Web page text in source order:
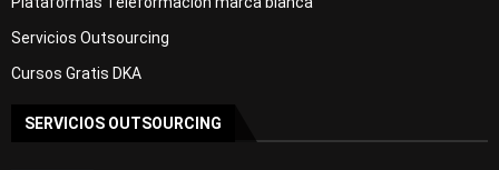
Servicios Outsourcing
Cursos Gratis DKA
SERVICIOS OUTSOURCING